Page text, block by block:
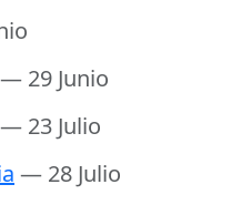
— 29 Junio
— 23 Julio
— 28 Julio